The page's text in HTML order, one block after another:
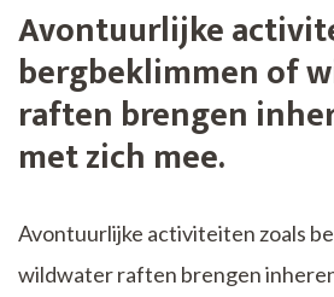
Avontuurlijke
bergbeklimmen of
raften brengen
met zich mee.
Avontuurlijke activiteiten zoals
wildwater raften brengen